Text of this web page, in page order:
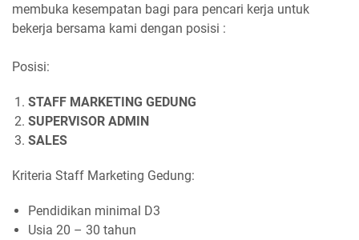
membuka kesempatan bagi para pencari kerja untuk
bekerja bersama kami dengan posisi :
Posisi:
STAFF MARKETING GEDUNG
SUPERVISOR ADMIN
SALES
Kriteria Staff Marketing Gedung:
Pendidikan minimal D3
Usia 20 – 30 tahun